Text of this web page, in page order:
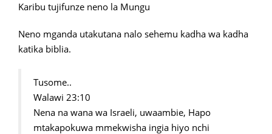
Karibu tujifunze neno la Mungu
Neno mganda utakutana nalo sehemu kadha wa kadha
katika biblia.
Tusome..
Walawi 23:10
Nena na wana wa Israeli, uwaambie, Hapo
mtakapokuwa mmekwisha ingia hiyo nchi